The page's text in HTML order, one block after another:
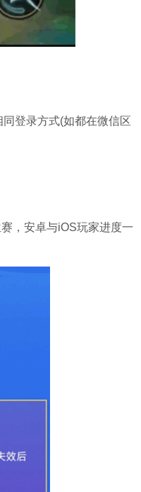
登录方式(如都在微信区
，安卓与iOS玩家进度一